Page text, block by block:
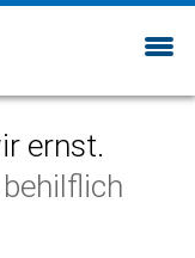
ernst.